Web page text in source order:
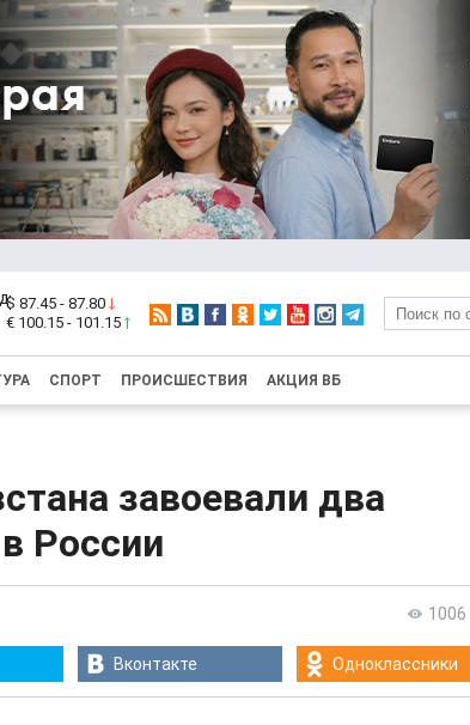
$ 87.45 - 87.80
€ 100.15 - 101.15
СПОРТ ПРОИСШЕСТВИЯ АКЦИЯ ВБ
завоевали два
России
1006
Вконтакте Одноклассники